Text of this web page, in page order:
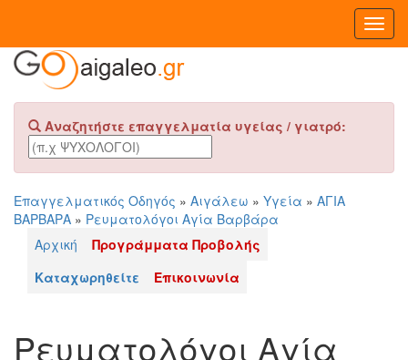
Αναζητήστε επαγγελματία υγείας / γιατρό:
Επαγγελματικός Οδηγός » Αιγάλεω » Υγεία » ΑΓΙΑ
ΒΑΡΒΑΡΑ » Ρευματολόγοι Αγία Βαρβάρα
Αρχική
Προγράμματα Προβολής
Καταχωρηθείτε
Επικοινωνία
Ρευματολόγοι Αγία